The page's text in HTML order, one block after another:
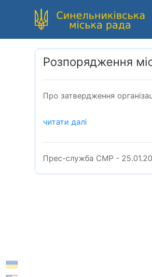
Розпорядження
Про затвердження
читати далі
Прес-служба СМР -